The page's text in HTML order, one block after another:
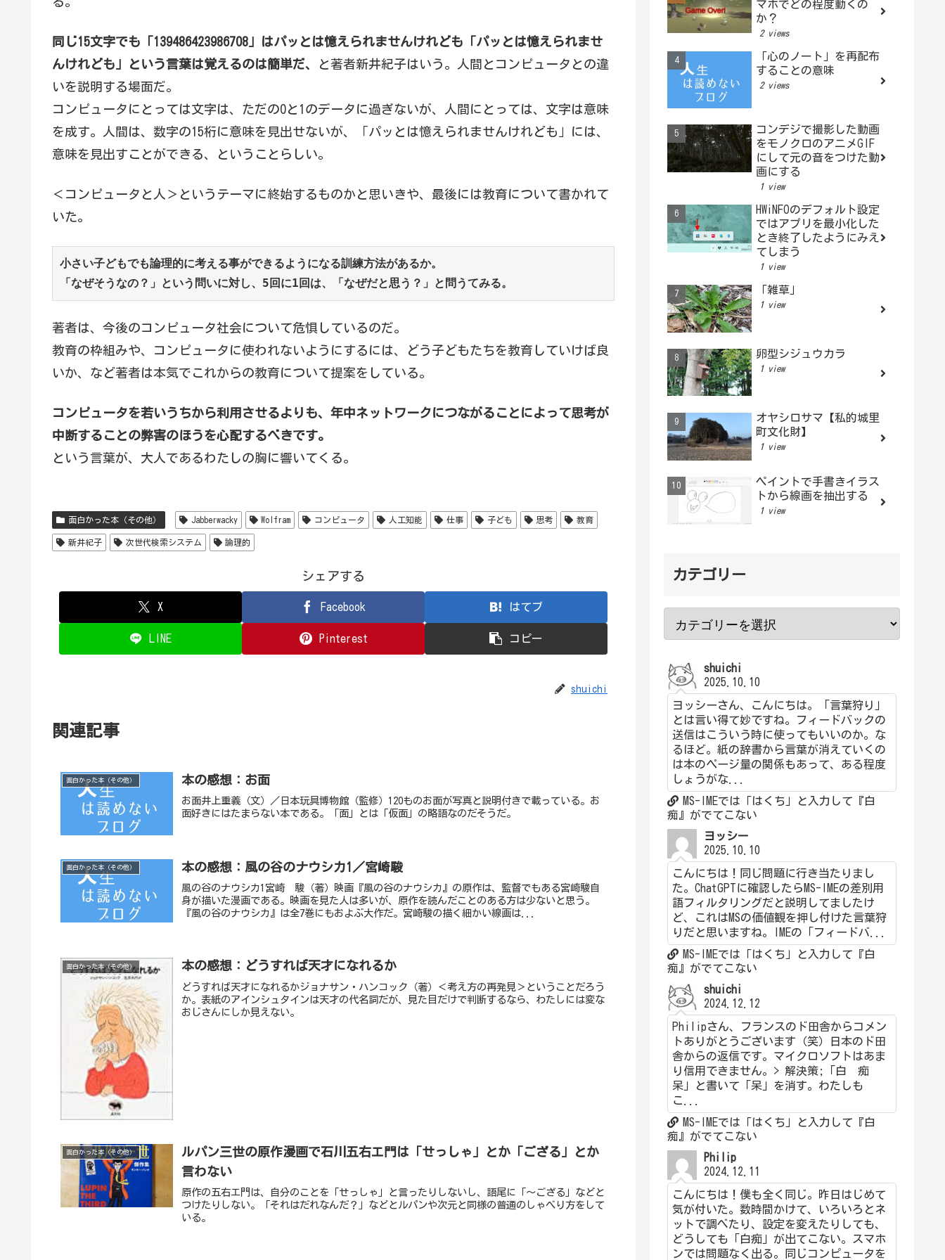
同じ15文字でも「139486423986708」はパッとは憶えられませんけれども「パッとは憶えられませ
んけれども」という言葉は覚えるのは簡単だ、
と著者新井紀子はいう。人間とコンピュータとの違
いを説明する場面だ。
コンピュータにとっては文字は、ただの0と1のデータに過ぎないが、人間にとっては、文字は意味
を成す。人間は、数字の15桁に意味を見出せないが、「パッとは憶えられませんけれども」には、
意味を見出すことができる、ということらしい。
＜コンピュータと人＞というテーマに終始するものかと思いきや、最後には教育について書かれて
いた。
小さい子どもでも論理的に考える事ができるようになる訓練方法があるか。
「なぜそうなの？」という問いに対し、5回に1回は、「なぜだと思う？」と問うてみる。
著者は、今後のコンピュータ社会について危惧しているのだ。
教育の枠組みや、コンピュータに使われないようにするには、どう子どもたちを教育していけば良
いか、など著者は本気でこれからの教育について提案をしている。
コンピュータを若いうちから利用させるよりも、年中ネットワークにつながることによって思考が
中断することの弊害のほうを心配するべきです。
という言葉が、大人であるわたしの胸に響いてくる。
面白かった本（その他） Jabberwacky Wolfram コンピュータ 人工知能 仕事 子ども 思考 教育
新井紀子 次世代検索システム 論理的
シェアする
X Facebook はてブ
LINE Pinterest コピー
shuichi
関連記事
面白かった本（その他） 本の感想：お面
お面井上重義（文）／日本玩具博物館（監修）120ものお面が写真と説明付きで載っている。お
面好きにはたまらない本である。「面」とは「仮面」の略語なのだそうだ。
面白かった本（その他） 本の感想：風の谷のナウシカ1／宮崎駿
風の谷のナウシカ1宮崎 駿（著）映画『風の谷のナウシカ』の原作は、監督でもある宮崎駿自
身が描いた漫画である。映画を見た人は多いが、原作を読んだことのある方は少ないと思う。
『風の谷のナウシカ』は全7巻にもおよぶ大作だ。宮崎駿の描く細かい線画は...
面白かった本（その他） 本の感想：どうすれば天才になれるか
どうすれば天才になれるかジョナサン・ハンコック（著）＜考え方の再発見＞ということだろう
か。表紙のアインシュタインは天才の代名詞だが、見た目だけで判断するなら、わたしには変な
おじさんにしか見えない。
面白かった本（その他）
ルパン三世の原作漫画で石川五右エ門は「せっしゃ」とか「ござる」とか
言わない
原作の五右エ門は、自分のことを「せっしゃ」と言ったりしないし、語尾に「～ござる」などと
つけたりしない。「それはだれなんだ？」などとルパンや次元と同様の普通のしゃべり方をして
いる。
マホでどの程度動くの
か？
2 views
「心のノート」を再配布
することの意味
2 views
コンデジで撮影した動画
をモノクロのアニメGIF
にして元の音をつけた動
画にする
1 view
HWiNFOのデフォルト設定
ではアプリを最小化した
とき終了したようにみえ
てしまう
1 view
「雑草」
1 view
卵型シジュウカラ
1 view
オヤシロサマ【私的城里
町文化財】
1 view
ペイントで手書きイラス
トから線画を抽出する
1 view
カテゴリー
shuichi
2025.10.10
ヨッシーさん、こんにちは。「言葉狩り」
とは言い得て妙ですね。フィードバックの
送信はこういう時に使ってもいいのか。な
るほど。紙の辞書から言葉が消えていくの
は本のページ量の関係もあって、ある程度
しょうがな...
MS-IMEでは「はくち」と入力して『白
痴』がでてこない
ヨッシー
2025.10.10
こんにちは！同じ問題に行き当たりまし
た。ChatGPTに確認したらMS-IMEの差別用
語フィルタリングだと説明してましたけ
ど、これはMSの価値観を押し付けた言葉狩
りだと思いますね。IMEの「フィードバ...
MS-IMEでは「はくち」と入力して『白
痴』がでてこない
shuichi
2024.12.12
Philipさん、フランスのド田舎からコメン
トありがとうございます（笑）日本のド田
舎からの返信です。マイクロソフトはあま
り信用できません。> 解決策;「白 痴
呆」と書いて「呆」を消す。わたしも
こ...
MS-IMEでは「はくち」と入力して『白
痴』がでてこない
Philip
2024.12.11
こんにちは！僕も全く同じ。昨日はじめて
気が付いた。数時間かけて、いろいろとネ
ットで調べたり、設定を変えたりしても、
どうしても「白痴」が出てこない。スマホ
ンでは問題なく出る。同じコンピュータを